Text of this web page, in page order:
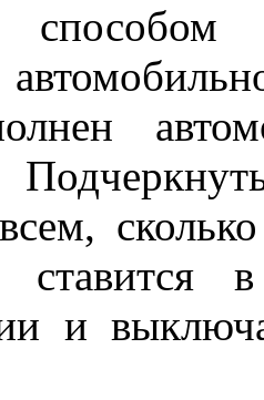
способом
ставится
и